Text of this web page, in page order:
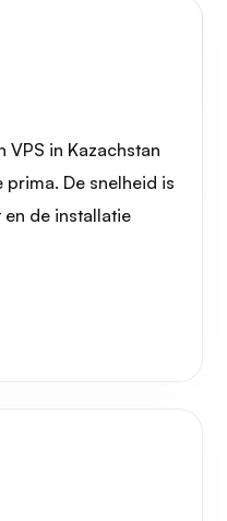
VPS in Kazachstan
De snelheid is
de installatie